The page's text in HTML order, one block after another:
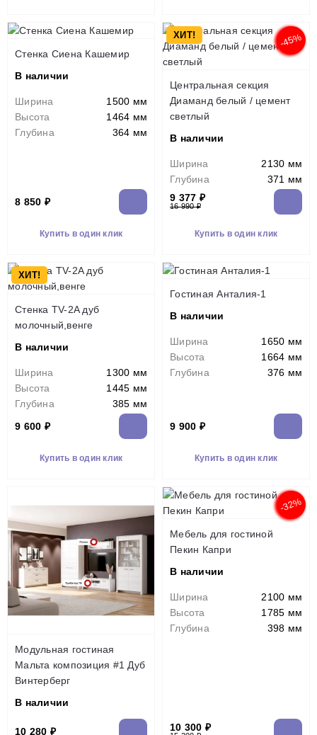
Стенка Сиена Кашемир
В наличии
Ширина
1500 мм
Высота
1464 мм
Глубина
364 мм
8 850 ₽
Купить в один клик
ХИТ! -45%
Центральная секция
Диаманд белый / цемент
светлый
В наличии
Ширина
2130 мм
Глубина
371 мм
9 377 ₽
16 990 ₽
Купить в один клик
ХИТ!
Стенка TV-2A дуб
молочный,венге
В наличии
Ширина
1300 мм
Высота
1445 мм
Глубина
385 мм
9 600 ₽
Купить в один клик
Гостиная Анталия-1
В наличии
Ширина
1650 мм
Высота
1664 мм
Глубина
376 мм
9 900 ₽
Купить в один клик
Модульная гостиная
Мальта композиция #1 Дуб
Винтерберг
В наличии
10 280 ₽
-32%
Мебель для гостиной
Пекин Капри
В наличии
Ширина
2100 мм
Высота
1785 мм
Глубина
398 мм
10 300 ₽